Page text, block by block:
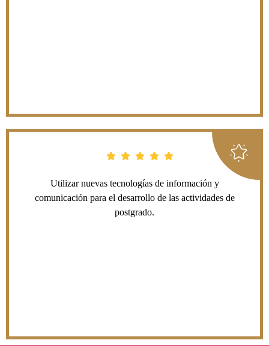
Utilizar nuevas tecnologías de información y
comunicación para el desarrollo de las actividades de
postgrado.